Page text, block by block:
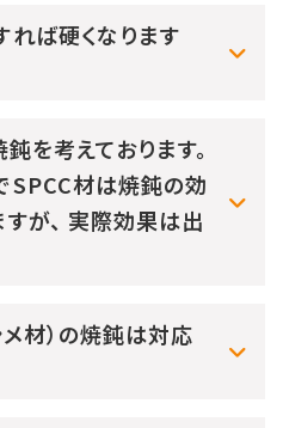
ば硬くなります
を考えております。
SPCC材は焼鈍の効
が、 実際効果は出
メ材）の焼鈍は対応